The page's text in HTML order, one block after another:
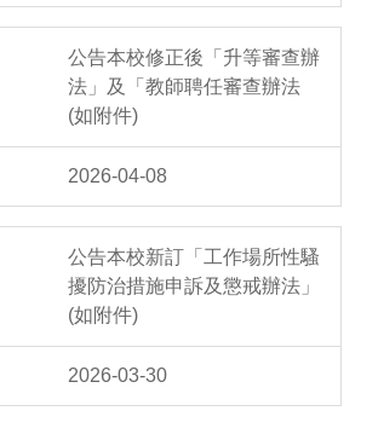
公告本校修正後「升等審查辦
法」及「教師聘任審查辦法
(如附件)
2026-04-08
公告本校新訂「工作場所性騷
擾防治措施申訴及懲戒辦法」
(如附件)
2026-03-30